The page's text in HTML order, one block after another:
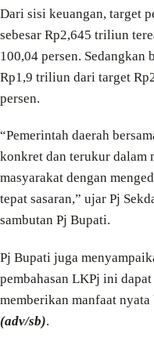
Dari sisi keuangan, target
sebesar Rp2,645 triliun
100,04 persen. Sedangkan
Rp1,9 triliun dari target
persen.
“Pemerintah daerah
konkret dan terukur dalam
masyarakat dengan
tepat sasaran,” ujar Pj
sambutan Pj Bupati.
Pj Bupati juga
pembahasan LKPj ini
memberikan manfaat
(adv/sb).